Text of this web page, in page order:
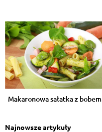
Makaronowa sałatka z bobem
Najnowsze artykuły